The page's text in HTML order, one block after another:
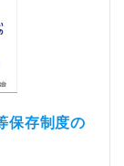
保存制度の